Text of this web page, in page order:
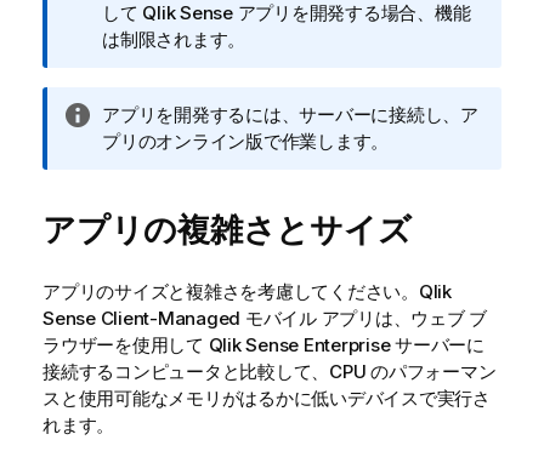
報
メ
して Qlik Senseアプリを開発する場合、機能
は制限されます。
情
報
アプリを開発するには、サーバーに接続し、ア
プリのオンライン版で作業します。
アプリの複雑さとサイズ
アプリのサイズと複雑さを考慮してください。 Qlik
Sense Client-Managed モバイルアプリは、ウェブ ブ
ラウザーを使用して Qlik Sense Enterpriseサーバーに
接続するコンピュータと比較して、CPU のパフォーマン
スと使用可能なメモリがはるかに低いデバイスで実行さ
れます。